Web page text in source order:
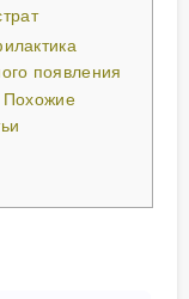
появления
Похожие